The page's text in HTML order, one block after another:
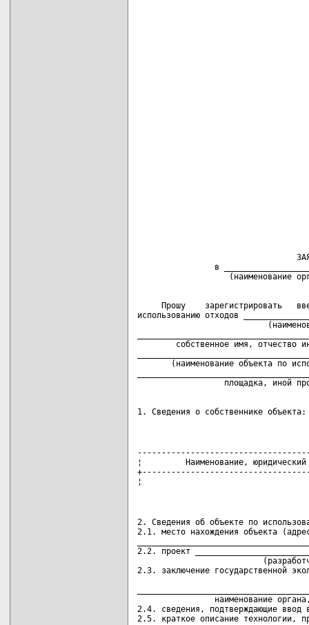
в
Прошу    зарегистрировать
использованию отходов
собственное имя, отчество
(наименование объекта по
1. Сведения о собственнике объекта:
¦         Наименование,
¦
2. Сведения об объекте по
2.1. место нахождения объекта
2.2. проект
2.3. заключение государственной
наименование
2.4. сведения, подтверждающие ввод
2.5. краткое описание технологии,